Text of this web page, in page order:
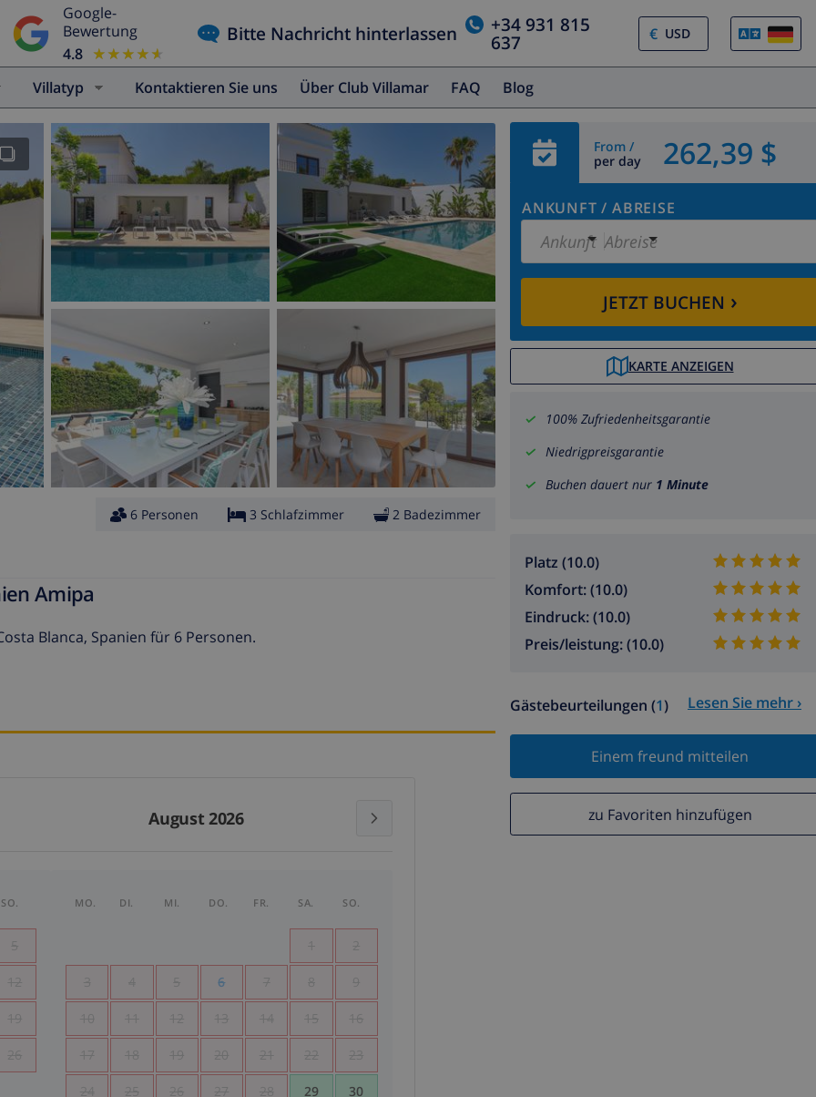
Google-
Bewertung
4.8 ★★★★★
★★★★★
Bitte Nachricht hinterlassen +34 931 815
637 €
Villatyp Kontaktieren Sie uns Über Club Villamar FAQ Blog
From /
per day
262,39 $
ANKUNFT / ABREISE
Ankunft Abreise
JETZT BUCHEN ›
KARTE ANZEIGEN
100% Zufriedenheitsgarantie
Niedrigpreisgarantie
Buchen dauert nur 1 Minute
Platz (10.0)
Komfort: (10.0)
Eindruck: (10.0)
Preis/leistung: (10.0)
Gästebeurteilungen (1) Lesen Sie mehr ›
Einem freund mitteilen
zu Favoriten hinzufügen
6 Personen 3 Schlafzimmer 2 Badezimmer
Amipa
Blanca, Spanien für 6 Personen.
August 2026
SO.
5
12
19
26
MO. DI. MI. DO. FR. SA. SO.
1 2
3 4 5 6 7 8 9
10 11 12 13 14 15 16
17 18 19 20 21 22 23
24 25 26 27 28 29 30